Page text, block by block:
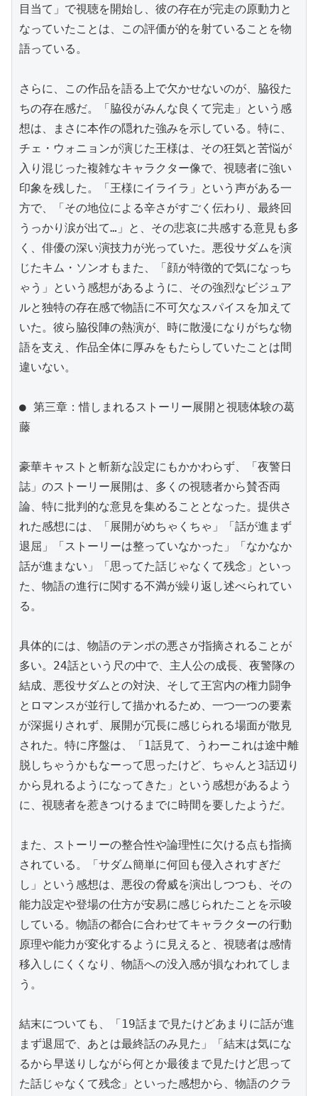
目当て」で視聴を開始し、彼の存在が完走の原動力と
なっていたことは、この評価が的を射ていることを物
語っている。
さらに、この作品を語る上で欠かせないのが、脇役た
ちの存在感だ。「脇役がみんな良くて完走」という感
想は、まさに本作の隠れた強みを示している。特に、
チェ・ウォニョンが演じた王様は、その狂気と苦悩が
入り混じった複雑なキャラクター像で、視聴者に強い
印象を残した。「王様にイライラ」という声がある一
方で、「その地位による辛さがすごく伝わり、最終回
うっかり涙が出て…」と、その悲哀に共感する意見も多
く、俳優の深い演技力が光っていた。悪役サダムを演
じたキム・ソンオもまた、「顔が特徴的で気になっち
ゃう」という感想があるように、その強烈なビジュア
ルと独特の存在感で物語に不可欠なスパイスを加えて
いた。彼ら脇役陣の熱演が、時に散漫になりがちな物
語を支え、作品全体に厚みをもたらしていたことは間
違いない。
● 第三章：惜しまれるストーリー展開と視聴体験の葛
藤
豪華キャストと斬新な設定にもかかわらず、「夜警日
誌」のストーリー展開は、多くの視聴者から賛否両
論、特に批判的な意見を集めることとなった。提供さ
れた感想には、「展開がめちゃくちゃ」「話が進まず
退屈」「ストーリーは整っていなかった」「なかなか
話が進まない」「思ってた話じゃなくて残念」といっ
た、物語の進行に関する不満が繰り返し述べられてい
る。
具体的には、物語のテンポの悪さが指摘されることが
多い。24話という尺の中で、主人公の成長、夜警隊の
結成、悪役サダムとの対決、そして王宮内の権力闘争
とロマンスが並行して描かれるため、一つ一つの要素
が深掘りされず、展開が冗長に感じられる場面が散見
された。特に序盤は、「1話見て、うわーこれは途中離
脱しちゃうかもなーって思ったけど、ちゃんと3話辺り
から見れるようになってきた」という感想があるよう
に、視聴者を惹きつけるまでに時間を要したようだ。
また、ストーリーの整合性や論理性に欠ける点も指摘
されている。「サダム簡単に何回も侵入されすぎだ
し」という感想は、悪役の脅威を演出しつつも、その
能力設定や登場の仕方が安易に感じられたことを示唆
している。物語の都合に合わせてキャラクターの行動
原理や能力が変化するように見えると、視聴者は感情
移入しにくくなり、物語への没入感が損なわれてしま
う。
結末についても、「19話まで見たけどあまりに話が進
まず退屈で、あとは最終話のみ見た」「結末は気にな
るから早送りしながら何とか最後まで見たけど思って
た話じゃなくて残念」といった感想から、物語のクラ